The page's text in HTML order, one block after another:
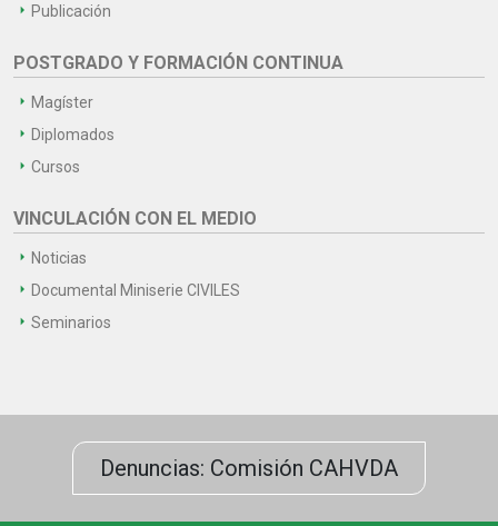
Publicación
POSTGRADO Y FORMACIÓN CONTINUA
Magíster
Diplomados
Cursos
VINCULACIÓN CON EL MEDIO
Noticias
Documental Miniserie CIVILES
Seminarios
Denuncias: Comisión CAHVDA